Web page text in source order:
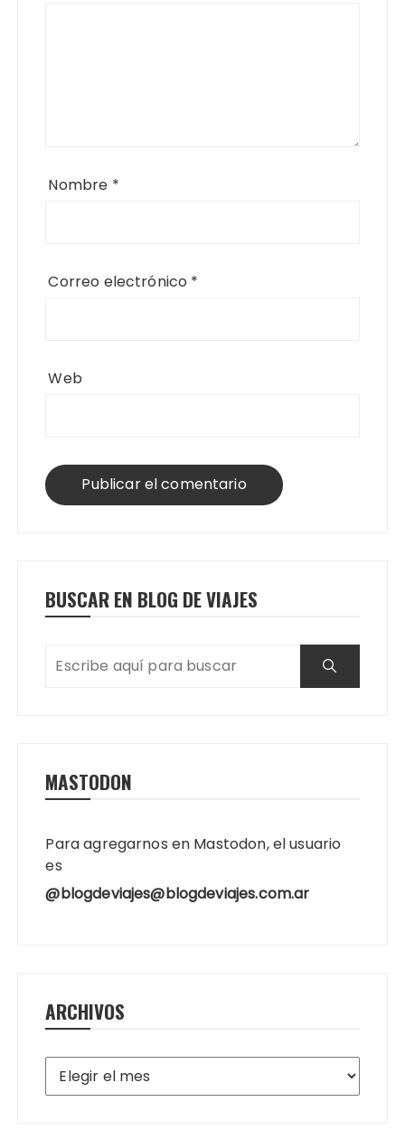
Nombre *
Correo electrónico *
Web
BUSCAR EN BLOG DE VIAJES
MASTODON
Para agregarnos en Mastodon, el usuario
es
@blogdeviajes@blogdeviajes.com.ar
ARCHIVOS
Archivos